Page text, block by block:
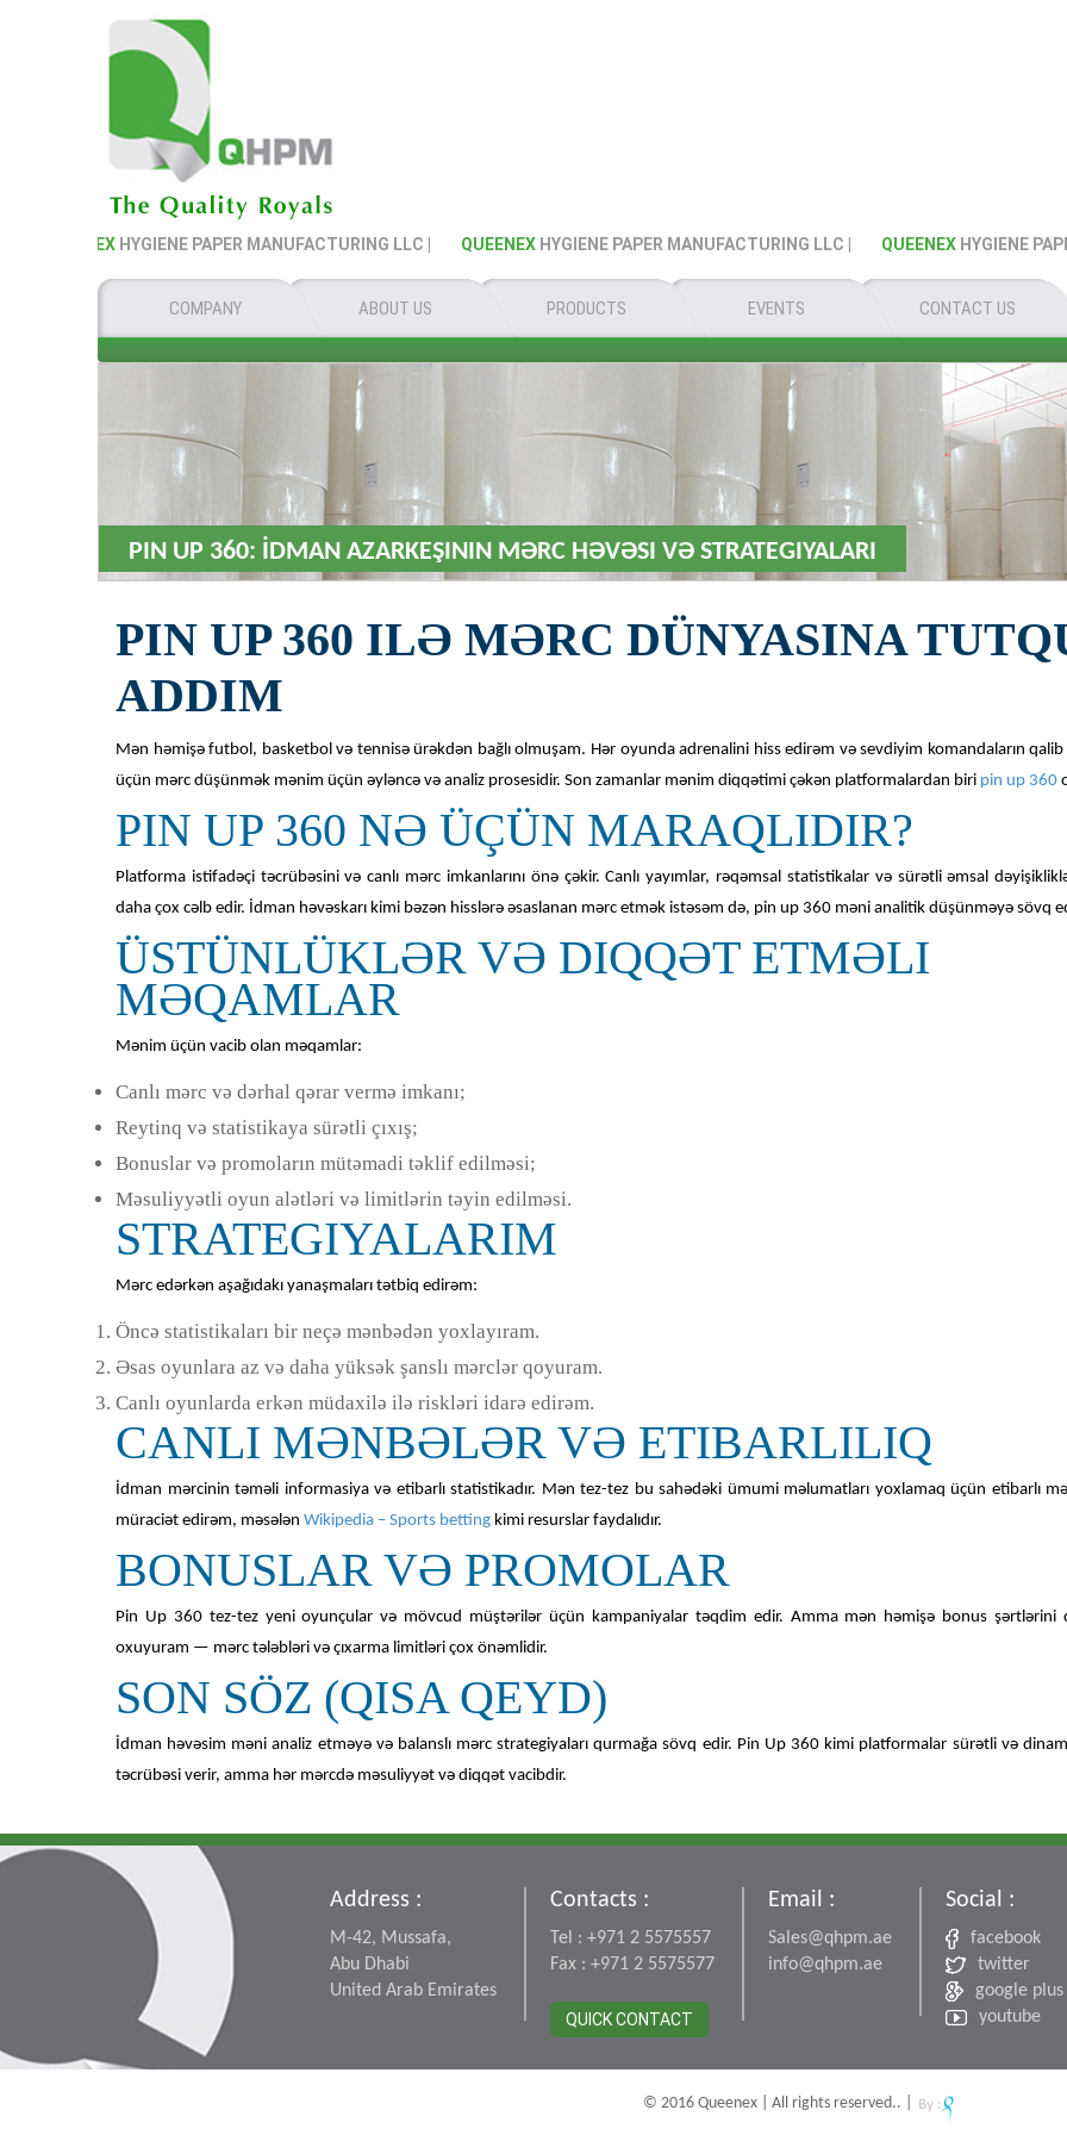
HYGIENE PAPER MANUFACTURING LLC | QUEENEXHYGIENE PAPER MANUFACTURING LLC | QUEENEXHYGIENE PAPER
COMPANY ABOUT US PRODUCTS EVENTS CONTACT US
PIN UP 360: İDMAN AZARKEŞININ MƏRC HƏVƏSI VƏ STRATEGIYALARI
PIN UP 360 ILƏ MƏRC DÜNYASINA
ADDIM
Mən həmişə futbol, basketbol və tennisə ürəkdən bağlı olmuşam. Hər oyunda adrenalini hiss edirəm və sevdiyim komandaların qalib
üçün mərc düşünmək mənim üçün əyləncə və analiz prosesidir. Son zamanlar mənim diqqətimi çəkən platformalardan biri pin up 360
PIN UP 360 NƏ ÜÇÜN MARAQLIDIR?
Platforma istifadəçi təcrübəsini və canlı mərc imkanlarını önə çəkir. Canlı yayımlar, rəqəmsal statistikalar və sürətli əmsal
daha çox cəlb edir. İdman həvəskarı kimi bəzən hisslərə əsaslanan mərc etmək istəsəm də, pin up 360 məni analitik düşünməyə sövq
ÜSTÜNLÜKLƏR VƏ DIQQƏT ETMƏLI
MƏQAMLAR
Mənim üçün vacib olan məqamlar:
Canlı mərc və dərhal qərar vermə imkanı;
Reytinq və statistikaya sürətli çıxış;
Bonuslar və promoların mütəmadi təklif edilməsi;
Məsuliyyətli oyun alətləri və limitlərin təyin edilməsi.
STRATEGIYALARIM
Mərc edərkən aşağıdakı yanaşmaları tətbiq edirəm:
Öncə statistikaları bir neçə mənbədən yoxlayıram.
Əsas oyunlara az və daha yüksək şanslı mərclər qoyuram.
Canlı oyunlarda erkən müdaxilə ilə riskləri idarə edirəm.
CANLI MƏNBƏLƏR VƏ ETIBARLILIQ
İdman mərcinin təməli informasiya və etibarlı statistikadır. Mən tez-tez bu sahədəki ümumi məlumatları yoxlamaq üçün etibarlı
müraciət edirəm, məsələn Wikipedia – Sports betting kimi resurslar faydalıdır.
BONUSLAR VƏ PROMOLAR
Pin Up 360 tez-tez yeni oyunçular və mövcud müştərilər üçün kampaniyalar təqdim edir. Amma mən həmişə bonus şərtlərini
oxuyuram — mərc tələbləri və çıxarma limitləri çox önəmlidir.
SON SÖZ (QISA QEYD)
İdman həvəsim məni analiz etməyə və balanslı mərc strategiyaları qurmağa sövq edir. Pin Up 360 kimi platformalar sürətli və
təcrübəsi verir, amma hər mərcdə məsuliyyət və diqqət vacibdir.
Address :
M-42, Mussafa,
Abu Dhabi
United Arab Emirates
Contacts :
Tel : +971 2 5575557
Fax : +971 2 5575577
QUICK CONTACT
Email :
Sales@qhpm.ae
info@qhpm.ae
Social :
facebook
twitter
google plus
youtube
© 2016 Queenex | All rights reserved.. |